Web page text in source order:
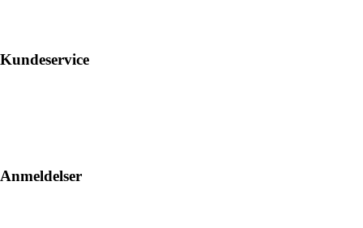
Kundeservice
Anmeldelser